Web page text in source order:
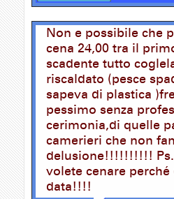
Non e possibile che
cena 24,00 tra il
scadente tutto
riscaldato (pesce
sapeva di plastica
pessimo senza
cerimonia,di quelle
camerieri che non
delusione!!!!!!!!!! Ps.
volete cenare
data!!!!